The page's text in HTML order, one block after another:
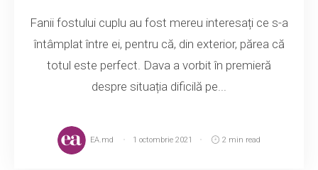
Fanii fostului cuplu au fost mereu interesați ce s-a
întâmplat între ei, pentru că, din exterior, părea că
totul este perfect. Dava a vorbit în premieră
despre situația dificilă pe...
EA.md 1 octombrie 2021 2 min read